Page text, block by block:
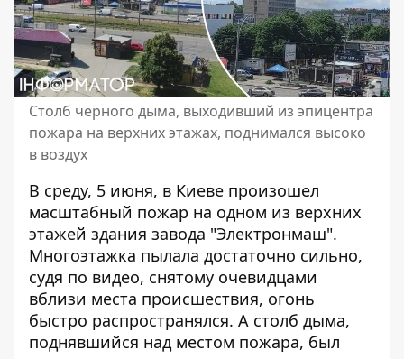
Столб черного дыма, выходивший из эпицентра
пожара на верхних этажах, поднимался высоко
в воздух
В среду, 5 июня, в Киеве произошел
масштабный пожар на одном из верхних
этажей здания завода "Электронмаш".
Многоэтажка пылала достаточно сильно,
судя по видео, снятому очевидцами
вблизи места происшествия, огонь
быстро распространялся. А столб дыма,
поднявшийся над местом пожара, был